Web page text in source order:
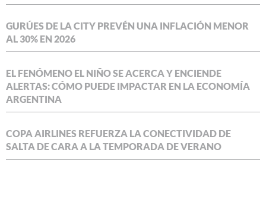
GURÚES DE LA CITY PREVÉN UNA INFLACIÓN MENOR
AL 30% EN 2026
EL FENÓMENO EL NIÑO SE ACERCA Y ENCIENDE
ALERTAS: CÓMO PUEDE IMPACTAR EN LA ECONOMÍA
ARGENTINA
COPA AIRLINES REFUERZA LA CONECTIVIDAD DE
SALTA DE CARA A LA TEMPORADA DE VERANO